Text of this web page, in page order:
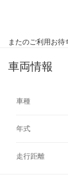
またのご利用お待
車両情報
車種
年式
走行距離